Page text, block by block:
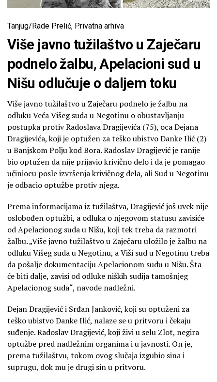
Tanjug/Rade Prelić, Privatna arhiva
Više javno tužilaštvo u Zaječaru
podnelo žalbu, Apelacioni sud u
Nišu odlučuje o daljem toku
Više javno tužilaštvo u Zaječaru podnelo je žalbu na
odluku Veća Višeg suda u Negotinu o obustavljanju
postupka protiv Radoslava Dragijevića (75), oca Dejana
Dragijevića, koji je optužen za teško ubistvo Danke Ilić (2)
u Banjskom Polju kod Bora. Radoslav Dragijević je ranije
bio optužen da nije prijavio krivično delo i da je pomagao
učiniocu posle izvršenja krivičnog dela, ali Sud u Negotinu
je odbacio optužbe protiv njega.
Prema informacijama iz tužilaštva, Dragijević još uvek nije
oslobođen optužbi, a odluka o njegovom statusu zavisiće
od Apelacionog suda u Nišu, koji tek treba da razmotri
žalbu. „Više javno tužilaštvo u Zaječaru uložilo je žalbu na
odluku Višeg suda u Negotinu, a Viši sud u Negotinu treba
da pošalje dokumentaciju Apelacionom sudu u Nišu. Šta
će biti dalje, zavisi od odluke niških sudija tamošnjeg
Apelacionog suda“, navode nadležni.
Dejan Dragijević i Srđan Janković, koji su optuženi za
teško ubistvo Danke Ilić, nalaze se u pritvoru i čekaju
suđenje. Radoslav Dragijević, koji živi u selu Zlot, negira
optužbe pred nadležnim organima i u javnosti. On je,
prema tužilaštvu, tokom ovog slučaja izgubio sina i
suprugu, dok mu je drugi sin u pritvoru.